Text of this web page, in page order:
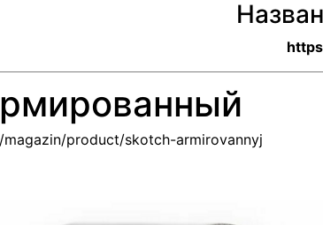
product/skotch-armirovannyj